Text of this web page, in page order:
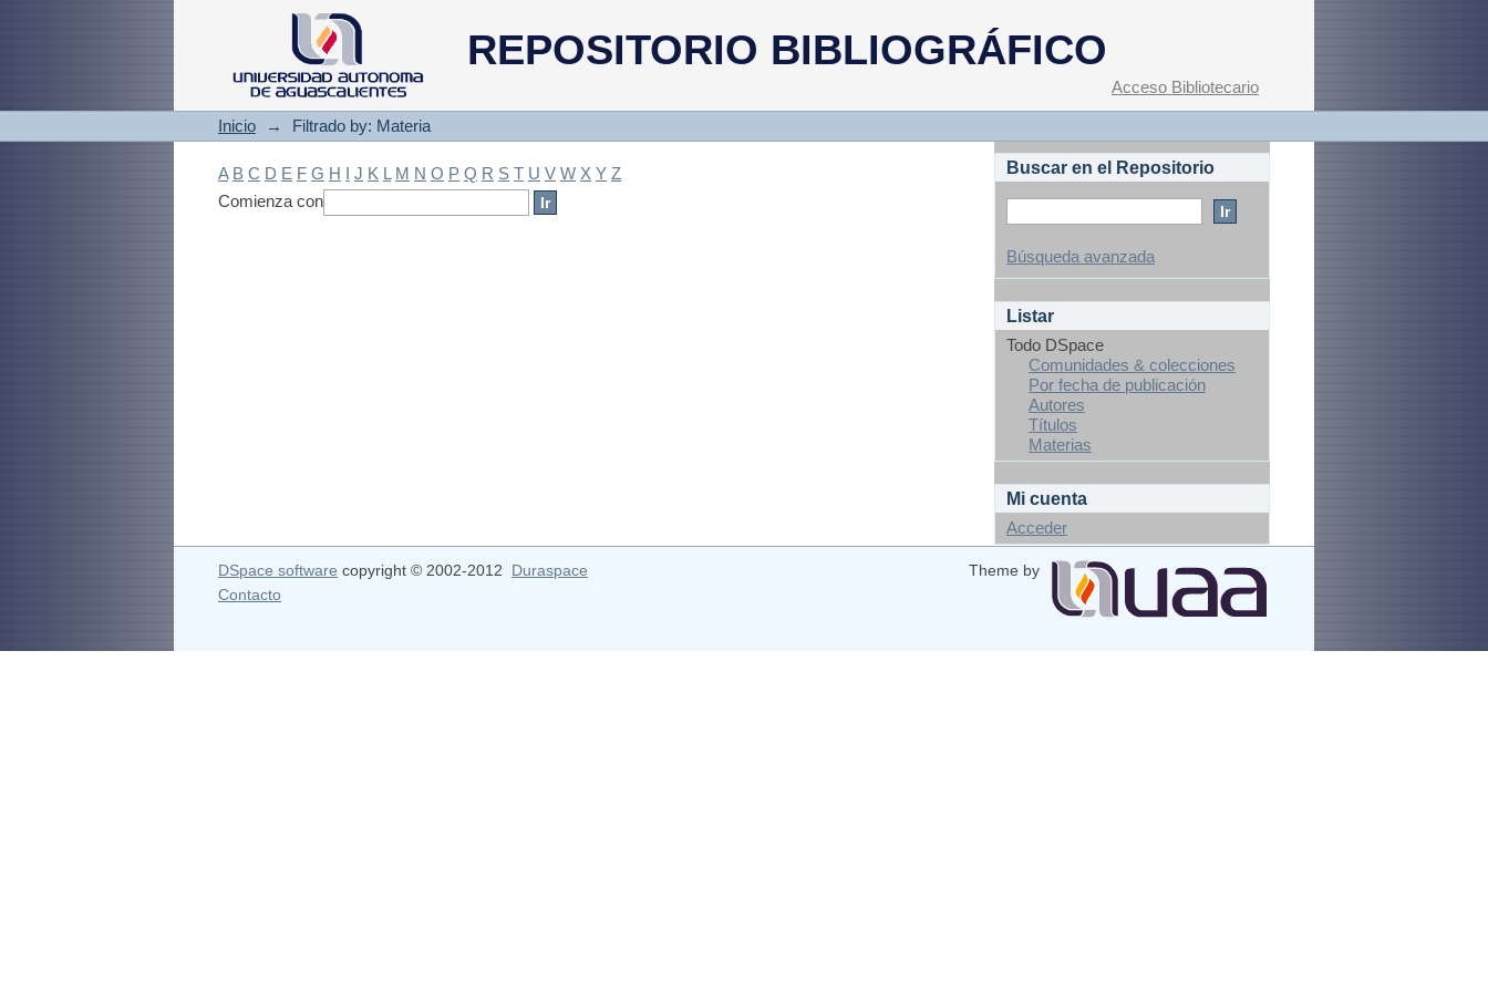
REPOSITORIO BIBLIOGRÁFICO
Filtrado by: Materia
Acceso Bibliotecario
Inicio → Filtrado by: Materia
A B C D E F G H I J K L M N O P Q R S T U V W X Y Z
Comienza con
Buscar en el Repositorio
Búsqueda avanzada
Listar
Todo DSpace
Comunidades & colecciones
Por fecha de publicación
Autores
Títulos
Materias
Mi cuenta
Acceder
DSpace software copyright © 2002-2012 Duraspace
Theme by
Contacto